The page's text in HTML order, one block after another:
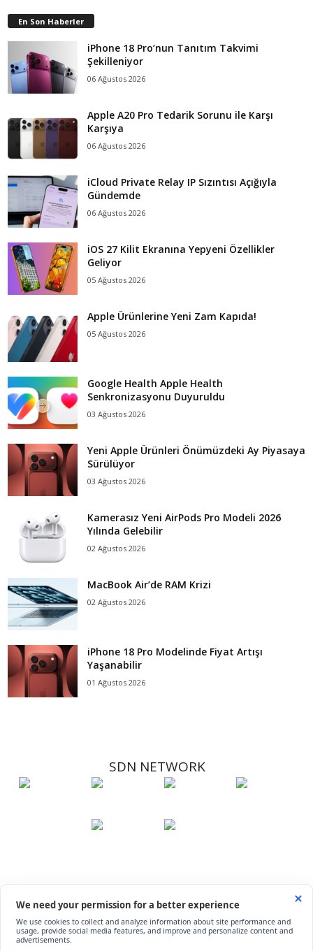
En Son Haberler
iPhone 18 Pro’nun Tanıtım Takvimi
Şekilleniyor
06 Ağustos 2026
Apple A20 Pro Tedarik Sorunu ile Karşı
Karşıya
06 Ağustos 2026
iCloud Private Relay IP Sızıntısı Açığıyla
Gündemde
06 Ağustos 2026
iOS 27 Kilit Ekranına Yepyeni Özellikler
Geliyor
05 Ağustos 2026
Apple Ürünlerine Yeni Zam Kapıda!
05 Ağustos 2026
Google Health Apple Health
Senkronizasyonu Duyuruldu
03 Ağustos 2026
Yeni Apple Ürünleri Önümüzdeki Ay Piyasaya
Sürülüyor
03 Ağustos 2026
Kamerasız Yeni AirPods Pro Modeli 2026
Yılında Gelebilir
02 Ağustos 2026
MacBook Air’de RAM Krizi
02 Ağustos 2026
iPhone 18 Pro Modelinde Fiyat Artışı
Yaşanabilir
01 Ağustos 2026
SDN NETWORK